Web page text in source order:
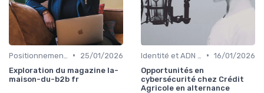
•
25/01/2026
Exploration du magazine la-
maison-du-b2b fr
• 16/01/2026
Opportunités en
cybersécurité chez Crédit
Agricole en alternance